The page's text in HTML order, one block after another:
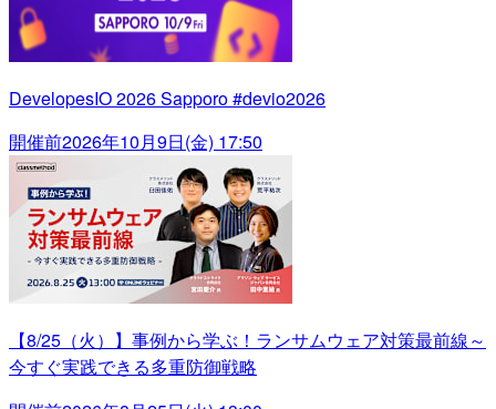
DevelopesIO 2026 Sapporo #devio2026
開催前2026年10月9日(金) 17:50
【8/25（火）】事例から学ぶ！ランサムウェア対策最前線～
今すぐ実践できる多重防御戦略